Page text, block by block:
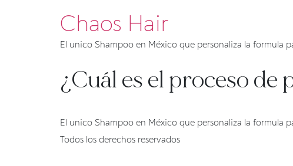
Chaos Hair
El unico Shampoo en México que personaliza la formula
¿Cuál es el proceso
El unico Shampoo en México que personaliza la formula
Todos los derechos reservados